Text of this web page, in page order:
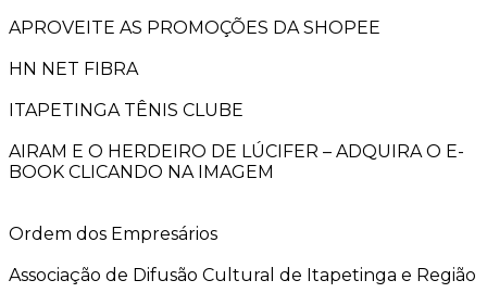
APROVEITE AS PROMOÇÕES DA SHOPEE
HN NET FIBRA
ITAPETINGA TÊNIS CLUBE
AIRAM E O HERDEIRO DE LÚCIFER – ADQUIRA O E-
BOOK CLICANDO NA IMAGEM
Ordem dos Empresários
Associação de Difusão Cultural de Itapetinga e Região